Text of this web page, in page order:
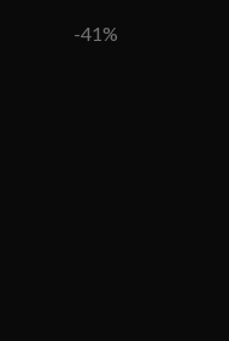
-41%